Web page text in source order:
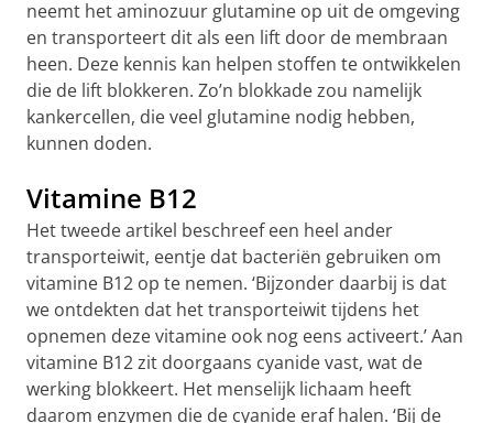
neemt het aminozuur glutamine op uit de omgeving
en transporteert dit als een lift door de membraan
heen. Deze kennis kan helpen stoffen te ontwikkelen
die de lift blokkeren. Zo’n blokkade zou namelijk
kankercellen, die veel glutamine nodig hebben,
kunnen doden.
Vitamine B12
Het tweede artikel beschreef een heel ander
transporteiwit, eentje dat bacteriën gebruiken om
vitamine B12 op te nemen. ‘Bijzonder daarbij is dat
we ontdekten dat het transporteiwit tijdens het
opnemen deze vitamine ook nog eens activeert.’ Aan
vitamine B12 zit doorgaans cyanide vast, wat de
werking blokkeert. Het menselijk lichaam heeft
daarom enzymen die de cyanide eraf halen. ‘Bij de